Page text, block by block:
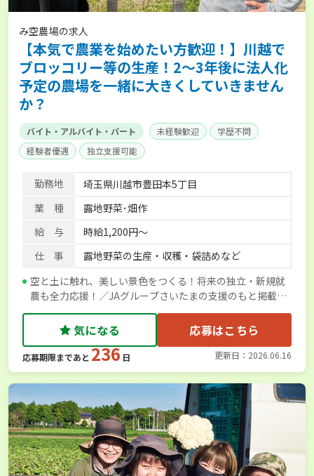
み空農場の求人
【本気で農業を始めたい方歓迎！】川越で
ブロッコリー等の生産！2〜3年後に法人化
予定の農場を一緒に大きくしていきません
か？
バイト・アルバイト・パート 未経験歓迎
学歴不問
経験者優遇
独立支援可能
勤務地
埼玉県川越市豊田本5丁目
業 種
露地野菜･畑作
給 与
時給1,200円～
仕 事
露地野菜の生産・収穫・袋詰めなど
空と土に触れ、美しい景色をつくる！将来の独立・新規就
農も全力応援！／JAグループさいたまの支援のもと掲載し
ています
気になる 応募はこちら
応募期限まであと 236 日 更新日：2026.06.16